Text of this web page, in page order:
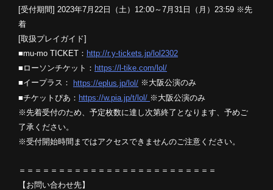
[受付期間] 2023年7月22日（土）12:00～7月31日（月）23:59 ※先
着
[取扱プレイガイド]
■mu-mo TICKET： http://r.y-tickets.jp/lol2302
■ローソンチケット： https://l-tike.com/lol/
■イープラス： https://eplus.jp/lol/ ※大阪公演のみ
■チケットぴあ： https://w.pia.jp/t/lol/ ※大阪公演のみ
※先着受付のため、予定枚数に達し次第終了となります、予めご
了承ください。
※受付開始時間まではアクセスできませんのご注意ください。
＝＝＝＝＝＝＝＝＝＝＝＝＝＝＝＝＝＝＝＝＝＝＝＝＝
【お問い合わせ先】